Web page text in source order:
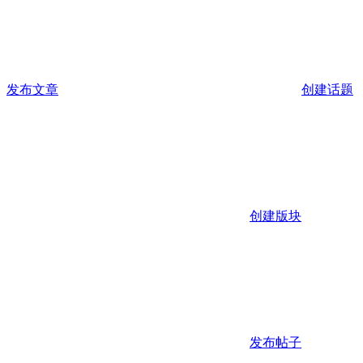
发布文章 创建话题
创建版块
发布帖子